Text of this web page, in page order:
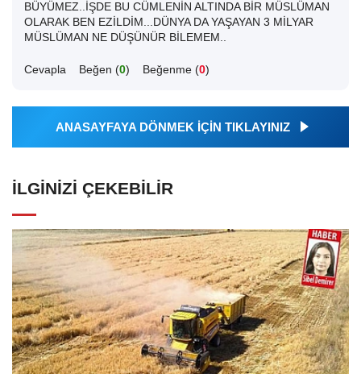
BÜYÜMEZ..İŞDE BU CÜMLENİN ALTINDA BİR MÜSLÜMAN
OLARAK BEN EZİLDİM...DÜNYA DA YAŞAYAN 3 MİLYAR
MÜSLÜMAN NE DÜŞÜNÜR BİLEMEM..
Cevapla Beğen (0) Beğenme (0)
ANASAYFAYA DÖNMEK İÇİN TIKLAYINIZ
İLGINIZI ÇEKEBILIR